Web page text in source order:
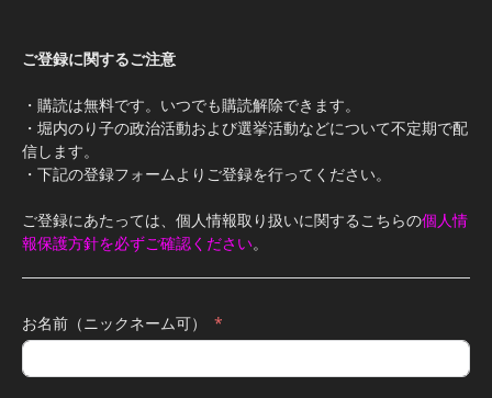
ご登録に関するご注意
・購読は無料です。いつでも購読解除できます。
・堀内のり子の政治活動および選挙活動などについて不定期で配
信します。
・下記の登録フォームよりご登録を行ってください。
ご登録にあたっては、個人情報取り扱いに関するこちらの個人情
報保護方針を必ずご確認ください。
お名前（ニックネーム可）